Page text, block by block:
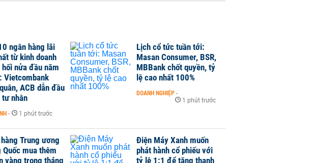
ngân hàng lãi
từ kinh doanh
nửa đầu năm
Vietcombank
ACB dẫn đầu
tư nhân
- 1 phút trước
Lịch cổ tức tuần tới:
Masan Consumer, BSR,
MBBank chốt quyền, tỷ
lệ cao nhất 100%
DOANH NGHIỆP -
1 phút trước
Trung ương
Quốc mua thêm
vàng trong tháng
Điện Máy Xanh muốn
phát hành cổ phiếu với
tỷ lệ 1:1 để tăng thanh